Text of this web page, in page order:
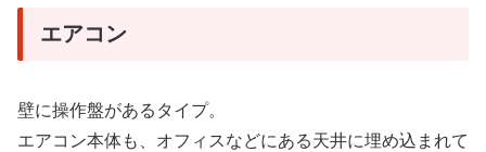
エアコン
壁に操作盤があるタイプ。
エアコン本体も、オフィスなどにある天井に埋め込まれて